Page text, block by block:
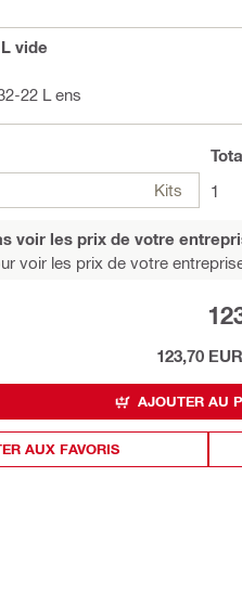
vide
22 L ens
Kits
1
voir les prix de votre
voir les prix de votre
123,70 EUR
AJOUTER AU
AUX FAVORIS